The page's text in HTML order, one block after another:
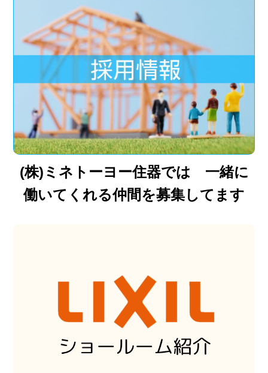
(株)ミネトーヨー住器では 一緒に
働いてくれる仲間を募集してます